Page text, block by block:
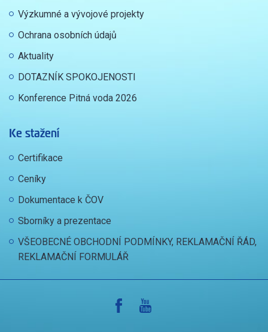
Výzkumné a vývojové projekty
Ochrana osobních údajů
Aktuality
DOTAZNÍK SPOKOJENOSTI
Konference Pitná voda 2026
Ke stažení
Certifikace
Ceníky
Dokumentace k ČOV
Sborníky a prezentace
VŠEOBECNÉ OBCHODNÍ PODMÍNKY, REKLAMAČNÍ ŘÁD,
REKLAMAČNÍ FORMULÁŘ